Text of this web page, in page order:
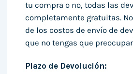
tu compra o no, todas las
completamente gratuitas.
de los costos de envío de
que no tengas que
Plazo de Devolución: